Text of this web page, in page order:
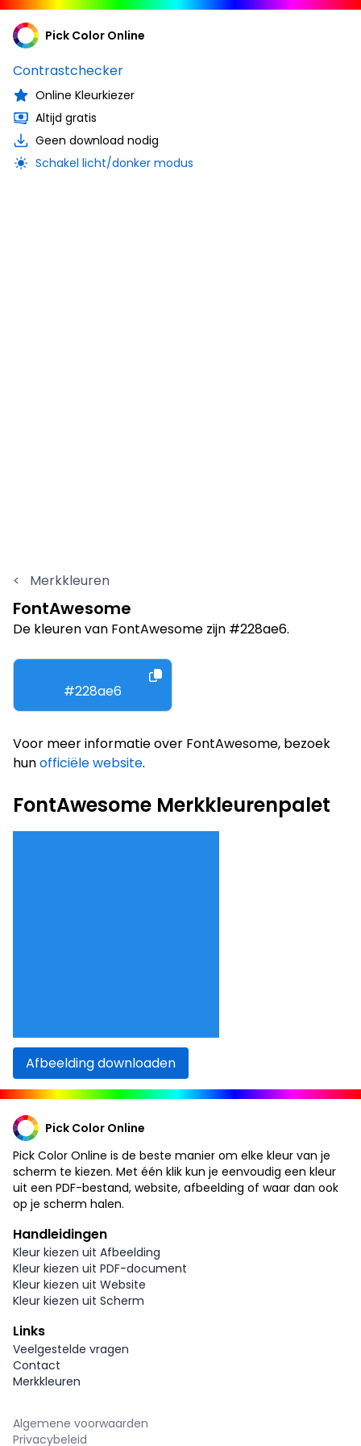
Pick Color Online
Contrastchecker
Online Kleurkiezer
Altijd gratis
Geen download nodig
Schakel licht/donker modus
< Merkkleuren
FontAwesome
De kleuren van FontAwesome zijn #228ae6.
#228ae6
Voor meer informatie over FontAwesome, bezoek
hunofficiële website.
FontAwesome Merkkleurenpalet
Afbeelding downloaden
Pick Color Online
Pick Color Online is de beste manier om elke kleur van je
scherm te kiezen. Met één klik kun je eenvoudig een kleur
uit een PDF-bestand, website, afbeelding of waar dan ook
op je scherm halen.
Handleidingen
Kleur kiezen uit Afbeelding
Kleur kiezen uit PDF-document
Kleur kiezen uit Website
Kleur kiezen uit Scherm
Links
Veelgestelde vragen
Contact
Merkkleuren
Algemene voorwaarden
Privacybeleid